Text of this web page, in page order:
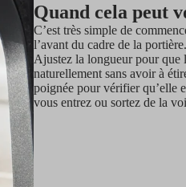
Quand cela peut
C’est très simple de
l’avant du cadre de la
Ajustez la longueur pour que
naturellement sans avoir à
poignée pour vérifier qu’elle
vous entrez ou sortez de la